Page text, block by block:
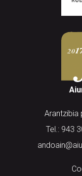
Arantzibia
Tel.: 943